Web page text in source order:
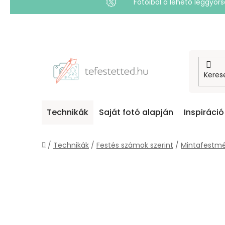
Fotóiból a lehető
Technikák Saját fotó alapján Inspiráció
Kezdőlap
/ Technikák / Festés számok szerint /